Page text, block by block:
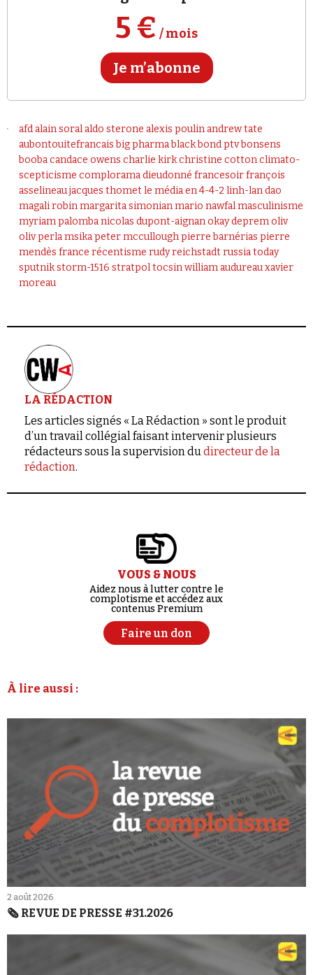
Se connecter
5 € / mois
Je m’abonne
afd alain soral aldo sterone alexis poulin andrew tate
aubontouitefrancais big pharmablack bond ptvbonsens
boobacandace owens charlie kirkchristine cottonclimato-
scepticisme comploramadieudonné francesoirfrançois
asselineaujacques thometle média en 4-4-2 linh-lan dao
magali robinmargarita simonianmario nawfalmasculinisme
myriam palombanicolas dupont-aignanokay depremoliv
olivperla msikapeter mcculloughpierre barnérias pierre
mendès france récentisme rudy reichstadtrussia today
sputnikstorm-1516 stratpoltocsinwilliam audureauxavier
moreau
LA RÉDACTION
Les articles signés « La Rédaction » sont le produit
d’un travail collégial faisant intervenir plusieurs
rédacteurs sous la supervision dudirecteur de la
rédaction.
VOUS & NOUS
Aidez nous à lutter contre le
complotisme et accédez aux
contenus Premium
Faire un don
À lire aussi :
2 août 2026
🗞️ REVUE DE PRESSE #31.2026